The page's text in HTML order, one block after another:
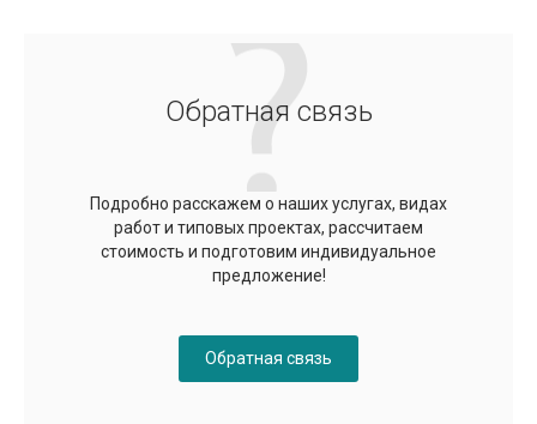
Обратная связь
Подробно расскажем о наших услугах, видах
работ и типовых проектах, рассчитаем
стоимость и подготовим индивидуальное
предложение!
Обратная связь